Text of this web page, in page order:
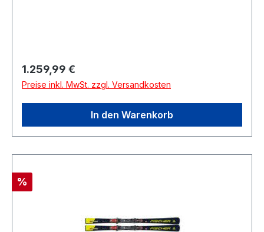
Regulärer Preis:
1.259,99 €
Preise inkl. MwSt. zzgl. Versandkosten
In den Warenkorb
Rabatt
%